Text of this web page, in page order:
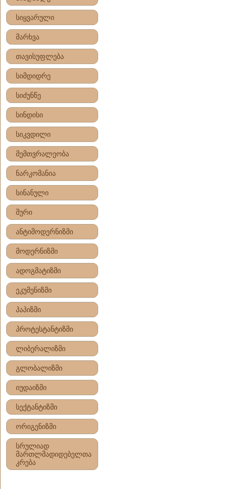
სიყვარული
მარხვა
თავისუფლება
სიმდიდრე
სიძუნწე
სინდისი
სიკვდილი
მემთვრალეობა
ნარკომანია
სინანული
შური
ანტიმოდერნიზმი
მოდერნიზმი
ადოგმატიზმი
ეკუმენიზმი
პაპიზმი
პროტესტანტიზმი
ლიბერალიზმი
გლობალიზმი
იუდაიზმი
სექტანტიზმი
ორიგენიზმი
სრულიად
მართლმადიდებელთა
კრება